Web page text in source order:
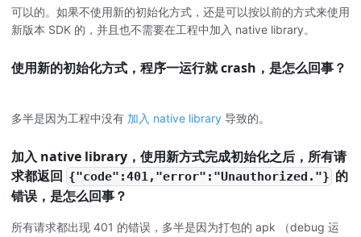
可以的。如果不使用新的初始化方式，还是可以按以前的方式来使用
新版本 SDK 的，并且也不需要在工程中加入 native library。
使用新的初始化方式，程序一运行就 crash，是怎么回事？
多半是因为工程中没有 加入 native library 导致的。
加入 native library，使用新方式完成初始化之后，所有请
求都返回 {"code":401,"error":"Unauthorized."}的
错误，是怎么回事？
所有请求都出现 401 的错误，多半是因为打包的 apk （debug 运